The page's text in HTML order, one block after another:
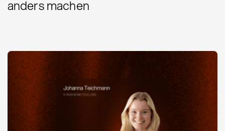
anders machen